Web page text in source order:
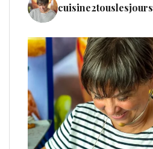
cuisine2touslesjours